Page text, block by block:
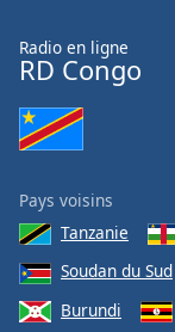
Radio en ligne
RD Congo
Pays voisins
Tanzanie
Soudan du Sud
Burundi